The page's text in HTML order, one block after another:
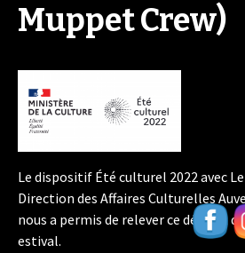
Muppet Crew)
Le dispositif Été culturel 2022 avec
Direction des Affaires Culturelles
nous a permis de relever ce défi est
estival.